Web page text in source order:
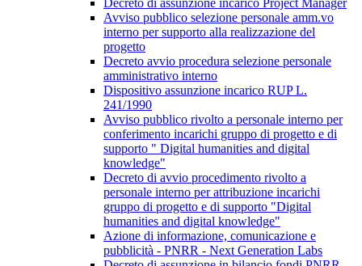
Decreto di assunzione incarico Project Manager
Avviso pubblico selezione personale amm.vo
interno per supporto alla realizzazione del
progetto
Decreto avvio procedura selezione personale
amministrativo interno
Dispositivo assunzione incarico RUP L.
241/1990
Avviso pubblico rivolto a personale interno per
conferimento incarichi gruppo di progetto e di
supporto " Digital humanities and digital
knowledge"
Decreto di avvio procedimento rivolto a
personale interno per attribuzione incarichi
gruppo di progetto e di supporto "Digital
humanities and digital knowledge"
Azione di informazione, comunicazione e
pubblicità - PNRR - Next Generation Labs